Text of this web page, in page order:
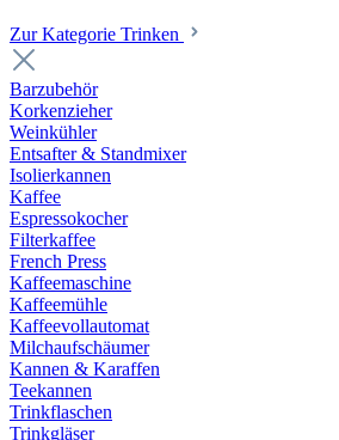
Zur Kategorie Trinken
Barzubehör
Korkenzieher
Weinkühler
Entsafter & Standmixer
Isolierkannen
Kaffee
Espressokocher
Filterkaffee
French Press
Kaffeemaschine
Kaffeemühle
Kaffeevollautomat
Milchaufschäumer
Kannen & Karaffen
Teekannen
Trinkflaschen
Trinkgläser